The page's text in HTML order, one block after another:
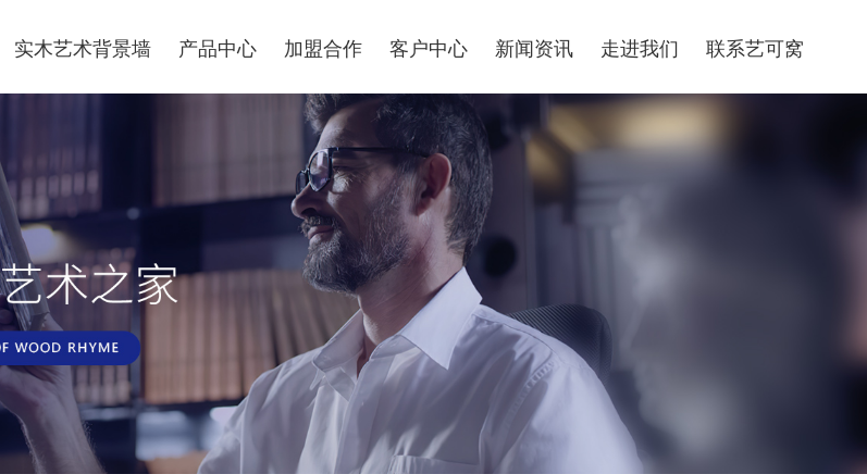
实木艺术背景墙 产品中心 加盟合作 客户中心 新闻资讯 走进我们 联系艺可窝